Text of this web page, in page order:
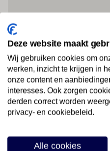
Deze website maakt
Wij gebruiken cookies om
werken, inzicht te krijgen in
onze content en
interesses. Ook zorgen
derden correct worden
privacy- en cookiebeleid.
Alle cookies